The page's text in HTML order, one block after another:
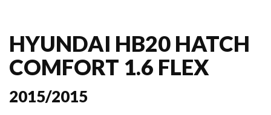
HYUNDAI HB20 HATCH
COMFORT 1.6 FLEX
2015/2015